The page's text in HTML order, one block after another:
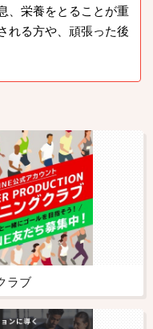
、栄養をとることが重
れる方や、頑張った後
ラブ